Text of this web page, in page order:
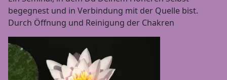
begegnest und in Verbindung mit der Quelle bist.
Durch Öffnung und Reinigung der Chakren